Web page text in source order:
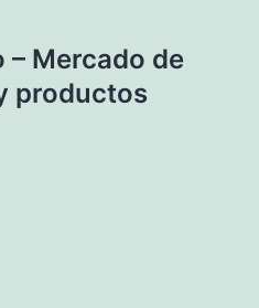
– Mercado de
productos